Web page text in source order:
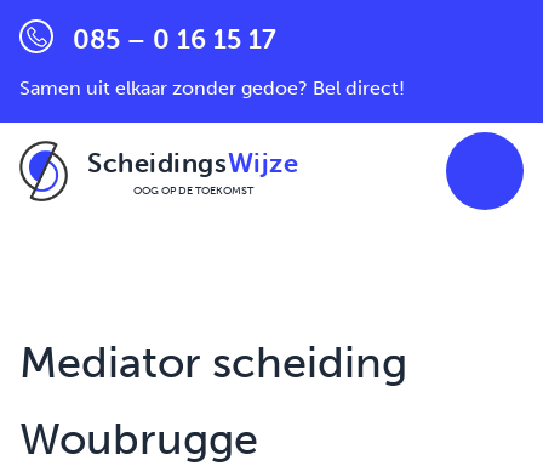
085 – 0 16 15 17
Samen uit elkaar zonder gedoe? Bel direct!
ScheidingsWijze
OOG OP DE TOEKOMST
Mediator scheiding
Woubrugge